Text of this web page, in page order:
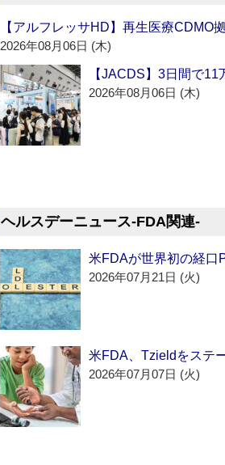
【アルフレッサHD】再生医療CDMO
2026年08月06日 (木)
【JACDS】3日間で
2026年08月06日 (木)
ヘルスデーニュース‐FDA関連‐
米FDAが世界初の経口
2026年07月21日 (火)
米FDA、Tzieldをステ
2026年07月07日 (火)